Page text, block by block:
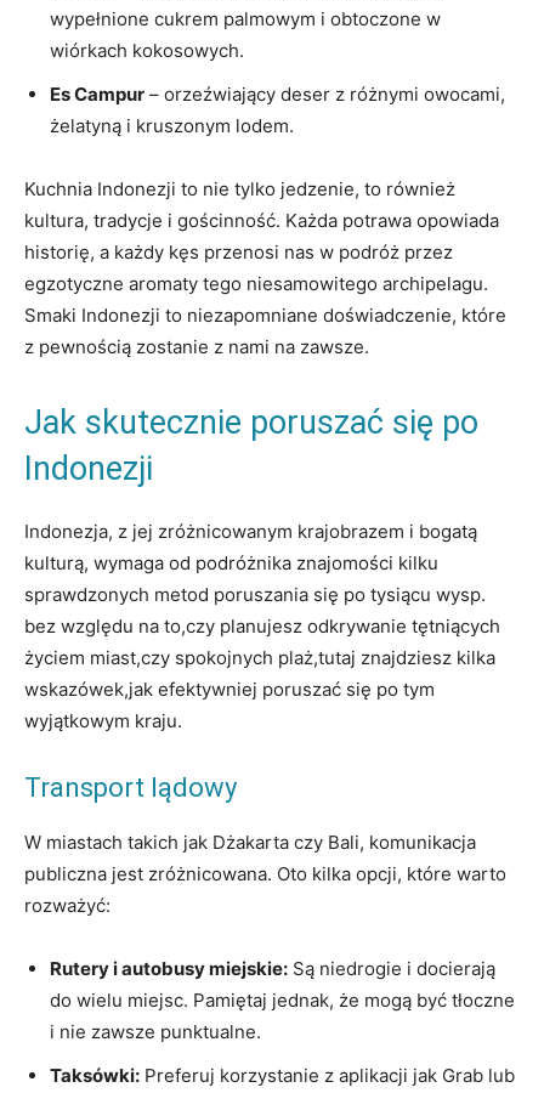
wypełnione cukrem palmowym i ⁤obtoczone‌ w ​
wiórkach kokosowych.
Es Campur – ⁢orzeźwiający deser z różnymi owocami,
żelatyną ⁢i kruszonym lodem.
Kuchnia Indonezji to nie tylko jedzenie, to również
‌kultura, ‌tradycje ‍i gościnność. Każda⁣ potrawa opowiada
historię, a każdy kęs przenosi nas w podróż przez
egzotyczne aromaty tego niesamowitego archipelagu.
Smaki Indonezji to niezapomniane doświadczenie,​ które
z pewnością zostanie ⁣z nami ⁤na zawsze.
Jak ‌skutecznie poruszać się po
Indonezji
Indonezja, z jej zróżnicowanym krajobrazem⁣ i bogatą
kulturą, wymaga od podróżnika znajomości kilku
⁢sprawdzonych metod poruszania się po tysiącu wysp.​
bez względu na to,czy planujesz odkrywanie tętniących
życiem miast,czy spokojnych plaż,tutaj⁢ znajdziesz kilka
wskazówek,jak efektywniej ⁣poruszać się po tym
wyjątkowym ⁢kraju.
Transport lądowy
W miastach takich ⁢jak ‌Dżakarta‍ czy Bali, komunikacja​
publiczna jest zróżnicowana. ⁤Oto kilka opcji, które warto
rozważyć:
Rutery i autobusy ​miejskie: ⁣Są ‌niedrogie‌ i docierają
do wielu miejsc. Pamiętaj jednak, że ⁣mogą być tłoczne
i nie zawsze punktualne.
Taksówki: Preferuj korzystanie z aplikacji jak Grab ⁣lub